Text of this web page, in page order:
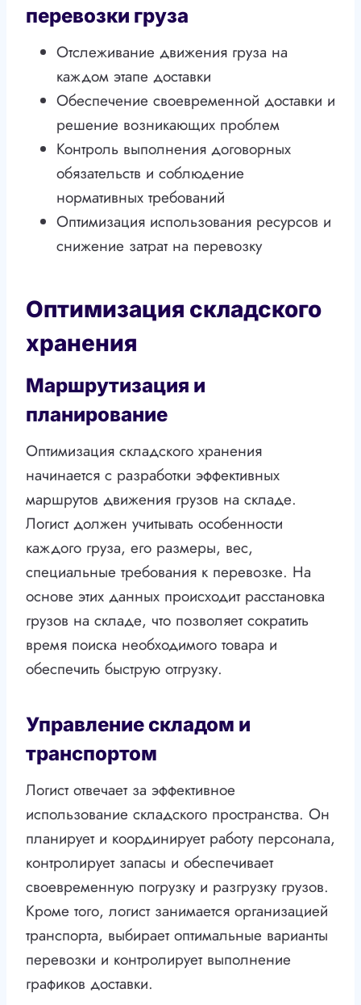
перевозки груза
Отслеживание движения груза на
каждом этапе доставки
Обеспечение своевременной доставки и
решение возникающих проблем
Контроль выполнения договорных
обязательств и соблюдение
нормативных требований
Оптимизация использования ресурсов и
снижение затрат на перевозку
Оптимизация складского
хранения
Маршрутизация и
планирование
Оптимизация складского хранения
начинается с разработки эффективных
маршрутов движения грузов на складе.
Логист должен учитывать особенности
каждого груза, его размеры, вес,
специальные требования к перевозке. На
основе этих данных происходит расстановка
грузов на складе, что позволяет сократить
время поиска необходимого товара и
обеспечить быструю отгрузку.
Управление складом и
транспортом
Логист отвечает за эффективное
использование складского пространства. Он
планирует и координирует работу персонала,
контролирует запасы и обеспечивает
своевременную погрузку и разгрузку грузов.
Кроме того, логист занимается организацией
транспорта, выбирает оптимальные варианты
перевозки и контролирует выполнение
графиков доставки.